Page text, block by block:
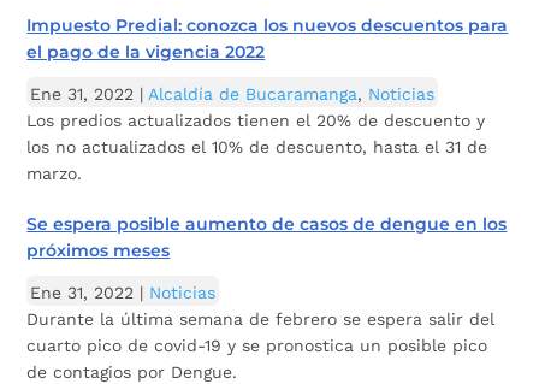
Impuesto Predial: conozca los nuevos descuentos para
el pago de la vigencia 2022
Ene 31, 2022 | Alcaldía de Bucaramanga, Noticias
Los predios actualizados tienen el 20% de descuento y
los no actualizados el 10% de descuento, hasta el 31 de
marzo.
Se espera posible aumento de casos de dengue en los
próximos meses
Ene 31, 2022 | Noticias
Durante la última semana de febrero se espera salir del
cuarto pico de covid-19 y se pronostica un posible pico
de contagios por Dengue.